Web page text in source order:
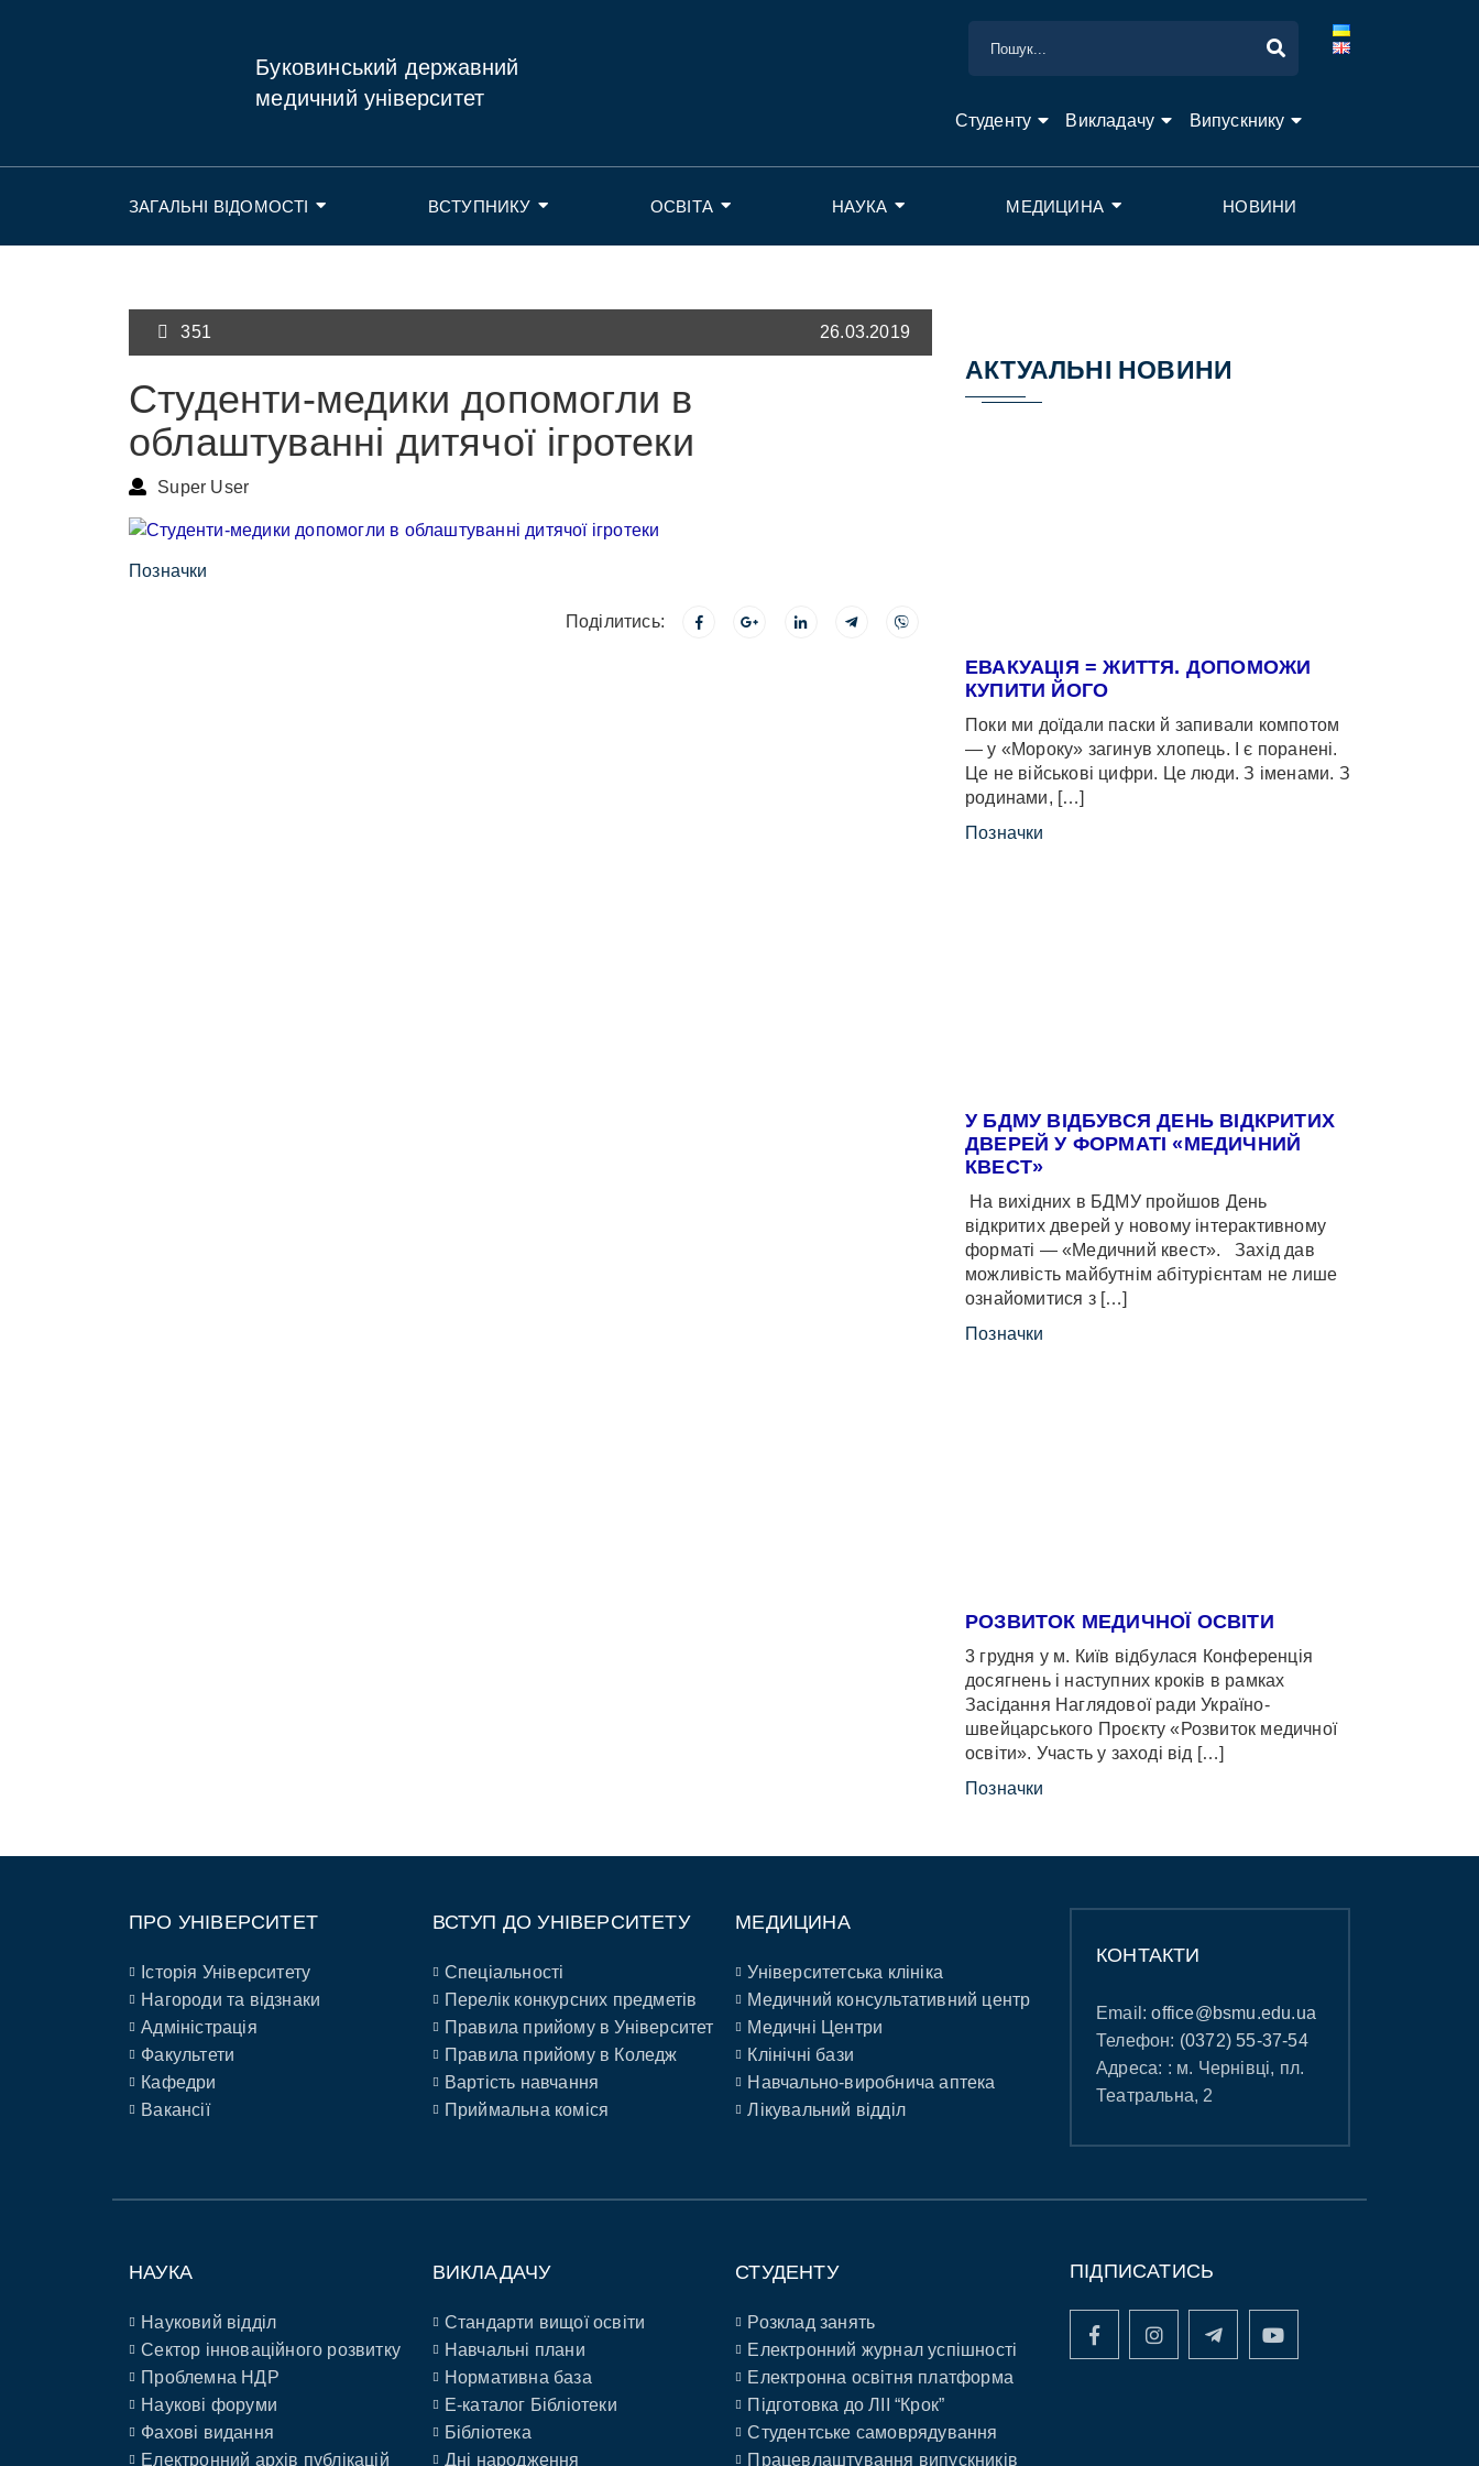
Буковинський державний
медичний університет
Студенту Викладачу Випускнику
ЗАГАЛЬНІ ВІДОМОСТІ ВСТУПНИКУ ОСВІТА НАУКА МЕДИЦИНА НОВИНИ
351 26.03.2019
Студенти-медики допомогли в
облаштуванні дитячої ігротеки
Super User
Позначки
Поділитись:
АКТУАЛЬНІ НОВИНИ
ЕВАКУАЦІЯ = ЖИТТЯ. ДОПОМОЖИ
КУПИТИ ЙОГО
Поки ми доїдали паски й запивали компотом
— у «Мороку» загинув хлопець. І є поранені.
Це не військові цифри. Це люди. З іменами. З
родинами, […]
Позначки
У БДМУ ВІДБУВСЯ ДЕНЬ ВІДКРИТИХ
ДВЕРЕЙ У ФОРМАТІ «МЕДИЧНИЙ
КВЕСТ»
На вихідних в БДМУ пройшов День
відкритих дверей у новому інтерактивному
форматі — «Медичний квест». Захід дав
можливість майбутнім абітурієнтам не лише
ознайомитися з […]
Позначки
РОЗВИТОК МЕДИЧНОЇ ОСВІТИ
3 грудня у м. Київ відбулася Конференція
досягнень і наступних кроків в рамках
Засідання Наглядової ради Україно-
швейцарського Проєкту «Розвиток медичної
освіти». Участь у заході від […]
Позначки
ПРО УНІВЕРСИТЕТ
Історія Університету
Нагороди та відзнаки
Адміністрація
Факультети
Кафедри
Вакансії
ВСТУП ДО УНІВЕРСИТЕТУ
Спеціальності
Перелік конкурсних предметів
Правила прийому в Університет
Правила прийому в Коледж
Вартість навчання
Приймальна коміся
МЕДИЦИНА
Університетська клініка
Медичний консультативний центр
Медичні Центри
Клінічні бази
Навчально-виробнича аптека
Лікувальний відділ
КОНТАКТИ
Email:office@bsmu.edu.ua
Телефон: (0372) 55-37-54
Адреса: : м. Чернівці, пл.
Театральна, 2
НАУКА
Науковий відділ
Сектор інноваційного розвитку
Проблемна НДР
Наукові форуми
Фахові видання
Електронний архів публікацій
ВИКЛАДАЧУ
Стандарти вищої освіти
Навчальні плани
Нормативна база
E-каталог Бібліотеки
Бібліотека
Дні народження
СТУДЕНТУ
Розклад занять
Електронний журнал успішності
Електронна освітня платформа
Підготовка до ЛІІ “Крок”
Студентське самоврядування
Працевлаштування випускників
ПІДПИСАТИСЬ